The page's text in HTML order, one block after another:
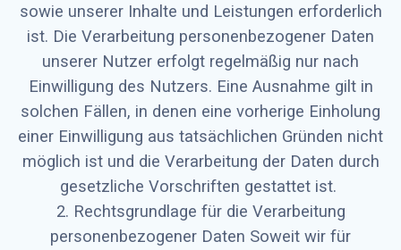
sowie unserer Inhalte und Leistungen erforderlich
ist. Die Verarbeitung personenbezogener Daten
unserer Nutzer erfolgt regelmäßig nur nach
Einwilligung des Nutzers. Eine Ausnahme gilt in
solchen Fällen, in denen eine vorherige Einholung
einer Einwilligung aus tatsächlichen Gründen nicht
möglich ist und die Verarbeitung der Daten durch
gesetzliche Vorschriften gestattet ist.
2. Rechtsgrundlage für die Verarbeitung
personenbezogener Daten Soweit wir für